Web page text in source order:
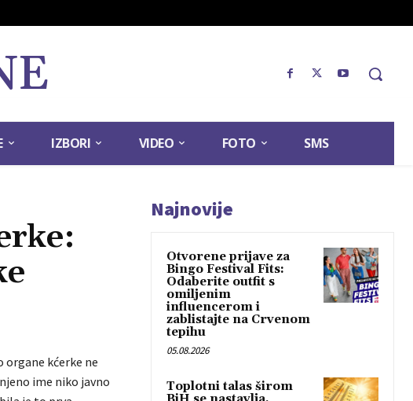
IZBORI VIDEO FOTO SMS
kćerke ne
ime niko javno
Najnovije
Otvorene prijave za
Bingo Festival Fits:
Odaberite outfit s
omiljenim
influencerom i
zablistajte na Crvenom
tepihu
05.08.2026
Toplotni talas širom